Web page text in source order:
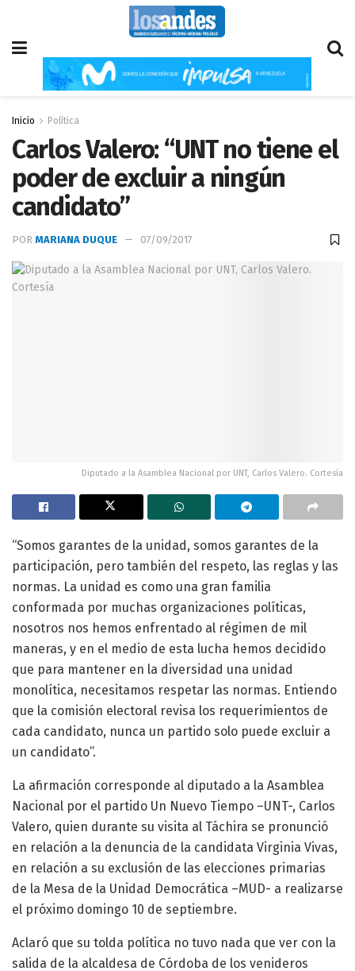
Inicio Política
Carlos Valero: “UNT no tiene el
poder de excluir a ningún
candidato”
POR MARIANA DUQUE 07/09/2017
Diputado a la Asamblea Nacional por UNT, Carlos Valero. Cortesía
“Somos garantes de la unidad, somos garantes de la
participación, pero también del respeto, las reglas y las
normas. La unidad es como una gran familia
conformada por muchas organizaciones políticas,
nosotros nos hemos enfrentado al régimen de mil
maneras, y en el medio de esta lucha hemos decidido
que para mantener en la diversidad una unidad
monolítica, necesitamos respetar las normas. Entiendo
que la comisión electoral revisa los requerimientos de
cada candidato, nunca un partido solo puede excluir a
un candidato”.
La afirmación corresponde al diputado a la Asamblea
Nacional por el partido Un Nuevo Tiempo –UNT-, Carlos
Valero, quien durante su visita al Táchira se pronunció
en relación a la denuncia de la candidata Virginia Vivas,
en relación a su exclusión de las elecciones primarias
de la Mesa de la Unidad Democrática –MUD- a realizarse
el próximo domingo 10 de septiembre.
Aclaró que su tolda política no tuvo nada que ver con la
salida de la alcaldesa de Córdoba de los venideros